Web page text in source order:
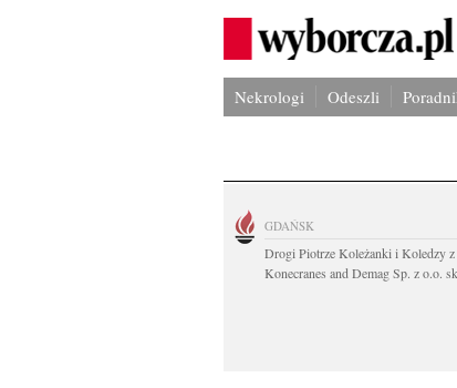
Nekrologi Odeszli
GDAŃSK
Drogi Piotrze Koleżanki i Koledzy
Konecranes and Demag Sp. z o.o.